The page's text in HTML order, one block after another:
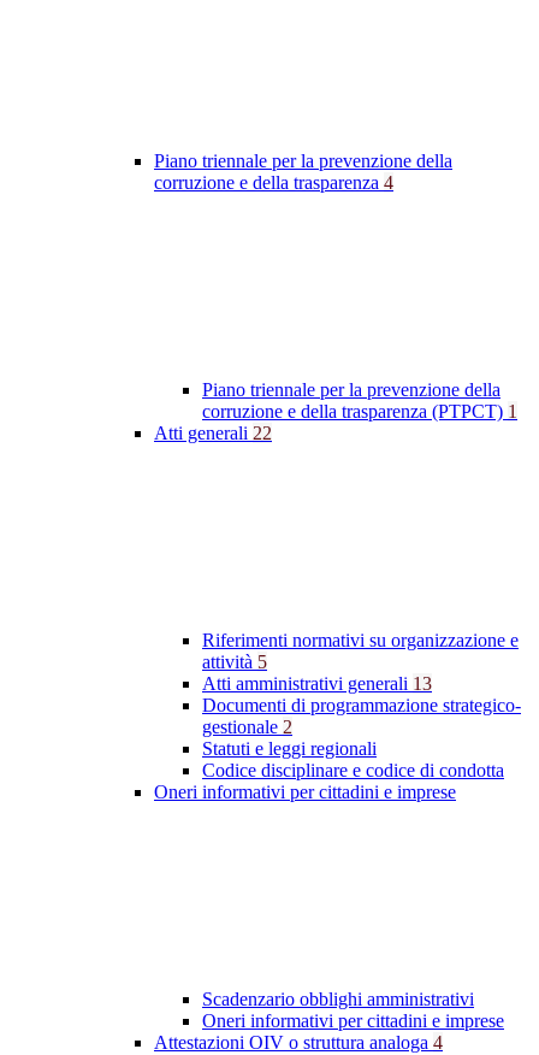
Piano triennale per la prevenzione della
corruzione e della trasparenza 4
Piano triennale per la prevenzione della
corruzione e della trasparenza (PTPCT) 1
Atti generali 22
Riferimenti normativi su organizzazione e
attività 5
Atti amministrativi generali 13
Documenti di programmazione strategico-
gestionale 2
Statuti e leggi regionali
Codice disciplinare e codice di condotta
Oneri informativi per cittadini e imprese
Scadenzario obblighi amministrativi
Oneri informativi per cittadini e imprese
Attestazioni OIV o struttura analoga 4